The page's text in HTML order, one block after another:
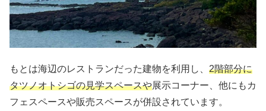
もとは海辺のレストランだった建物を利用し、 2階部分に
タツノオトシゴの見学スペースや展示コーナー、他にもカ
フェスペースや販売スペースが併設されています。